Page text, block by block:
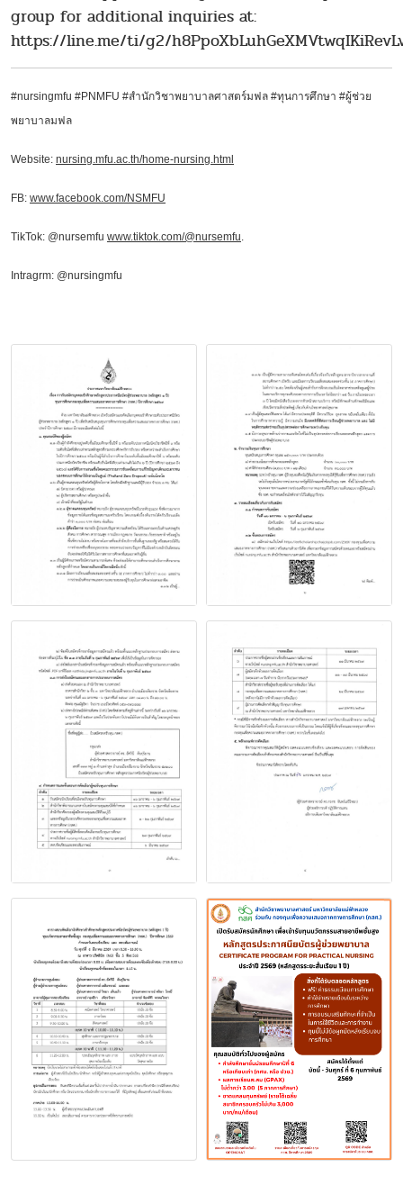
group for additional inquiries at:
https://line.me/ti/g2/
#nursingmfu #PNMFU #สำนักวิชาพยาบาลศาสตร์มฟล #ทุนการศึกษา #ผู้ช่วย
พยาบาลมฟล
Website: nursing.mfu.ac.th/home-nursing.html
FB: www.facebook.com/NSMFU
TikTok: @nursemfu www.tiktok.com/@nursemfu
Intragrm: @nursingmfu